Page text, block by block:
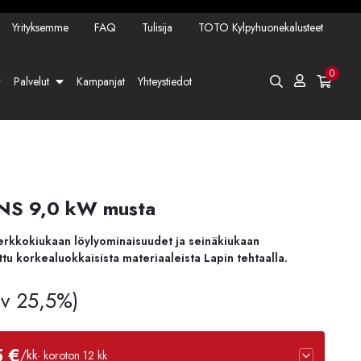
Yrityksemme FAQ Tulisija TOTO Kylpyhuonekalusteet
Palvelut Kampanjat Yhteystiedot 0
9,0 kW musta
löylyominaisuudet ja seinäkiukaan
korkealuokkaisista materiaaleista Lapin tehtaalla.
25,5%)
€/kk· koroton 12 kk